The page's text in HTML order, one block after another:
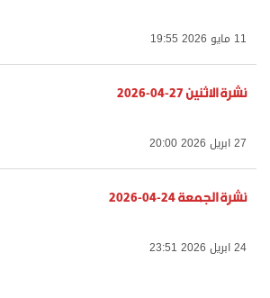
11 مايو 2026 19:55
نشرة الاثنين 27-04-2026
27 ابريل 2026 20:00
نشرة الجمعة 24-04-2026
24 ابريل 2026 23:51